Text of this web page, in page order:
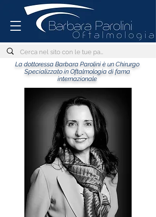
La dottoressa Barbara Parolini è un Chirurgo
Specializzato in Oftalmologia di fama
internazionale
Centro di riferimento per la Miopia
Spieghiamo ai Pazienti
oltre 90 pubblicazioni scientifiche